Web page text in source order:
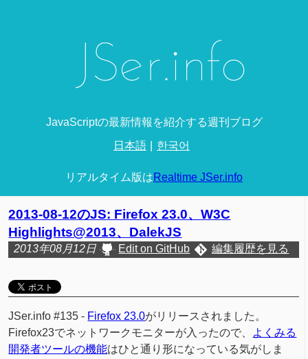
JavaScriptの最新情報を紹介する週刊ブログ
日本語 한국어
リアルタイム版はRealtime JSer.info
2013-08-12のJS: Firefox 23.0、W3C
Highlights@2013、DalekJS
2013年08月12日 Edit on GitHub 編集履歴を見る
JSer.info #135 - Firefox 23.0がリリースされました。
Firefox23でネットワークモニターが入ったので、 よくみる
開発者ツールの機能はひと通り形になっている気がしま